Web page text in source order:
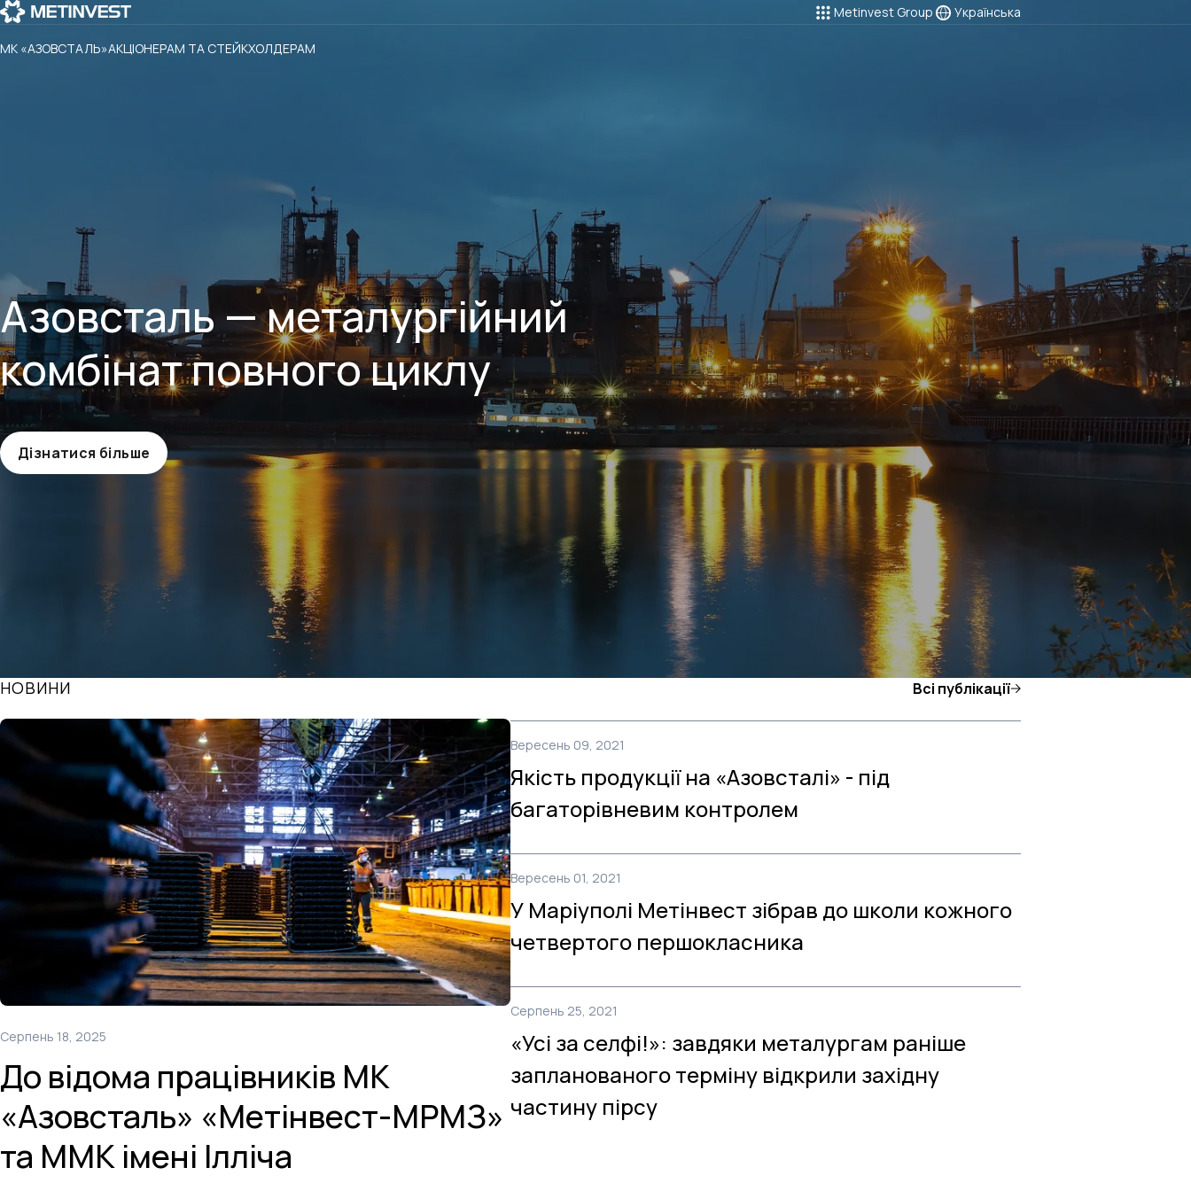
Metinvest Group Українська
МК «АЗОВСТАЛЬ»АКЦІОНЕРАМ ТА СТЕЙКХОЛДЕРАМ
Азовсталь — металургійний
комбінат повного циклу
Дізнатися більше
НОВИНИ
Серпень 18, 2025
До відома працівників МК
«Азовсталь» «Метінвест-МРМЗ»
та ММК імені Ілліча
Всі публікації
Вересень 09, 2021
Якість продукції на «Азовсталі» - під
багаторівневим контролем
Вересень 01, 2021
У Маріуполі Метінвест зібрав до школи кожного
четвертого першокласника
Серпень 25, 2021
«Усі за селфі!»: завдяки металургам раніше
запланованого терміну відкрили західну
частину пірсу